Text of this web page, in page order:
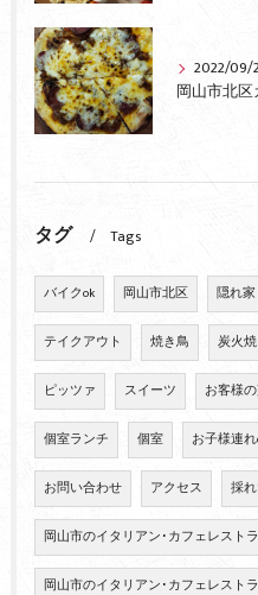
2022/09/
タグ Tags
バイクok 岡山市北区 隠れ家
テイクアウト 焼き鳥 炭火
ピッツァ スイーツ お客様
個室ランチ 個室 お子様連
お問い合わせ アクセス 採
岡山市のイタリアン･カフェレスト
岡山市のイタリアン･カフェレスト